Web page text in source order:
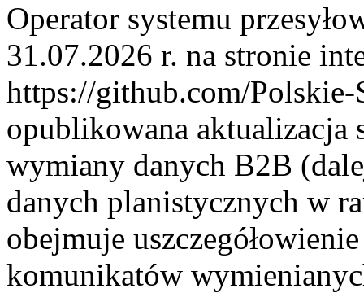
Operator systemu
31.07.2026 r. na stronie
https://github.com/Polskie-
opublikowana aktualizacja
wymiany danych B2B
danych planistycznych w
obejmuje
komunikatów